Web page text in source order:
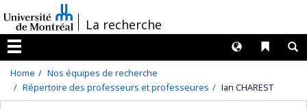
au
contenu
/La recherche
Menu
Liens
Langues
Home
Nos équipes de recherche
Répertoire des professeurs et professeures
Ian CHAREST